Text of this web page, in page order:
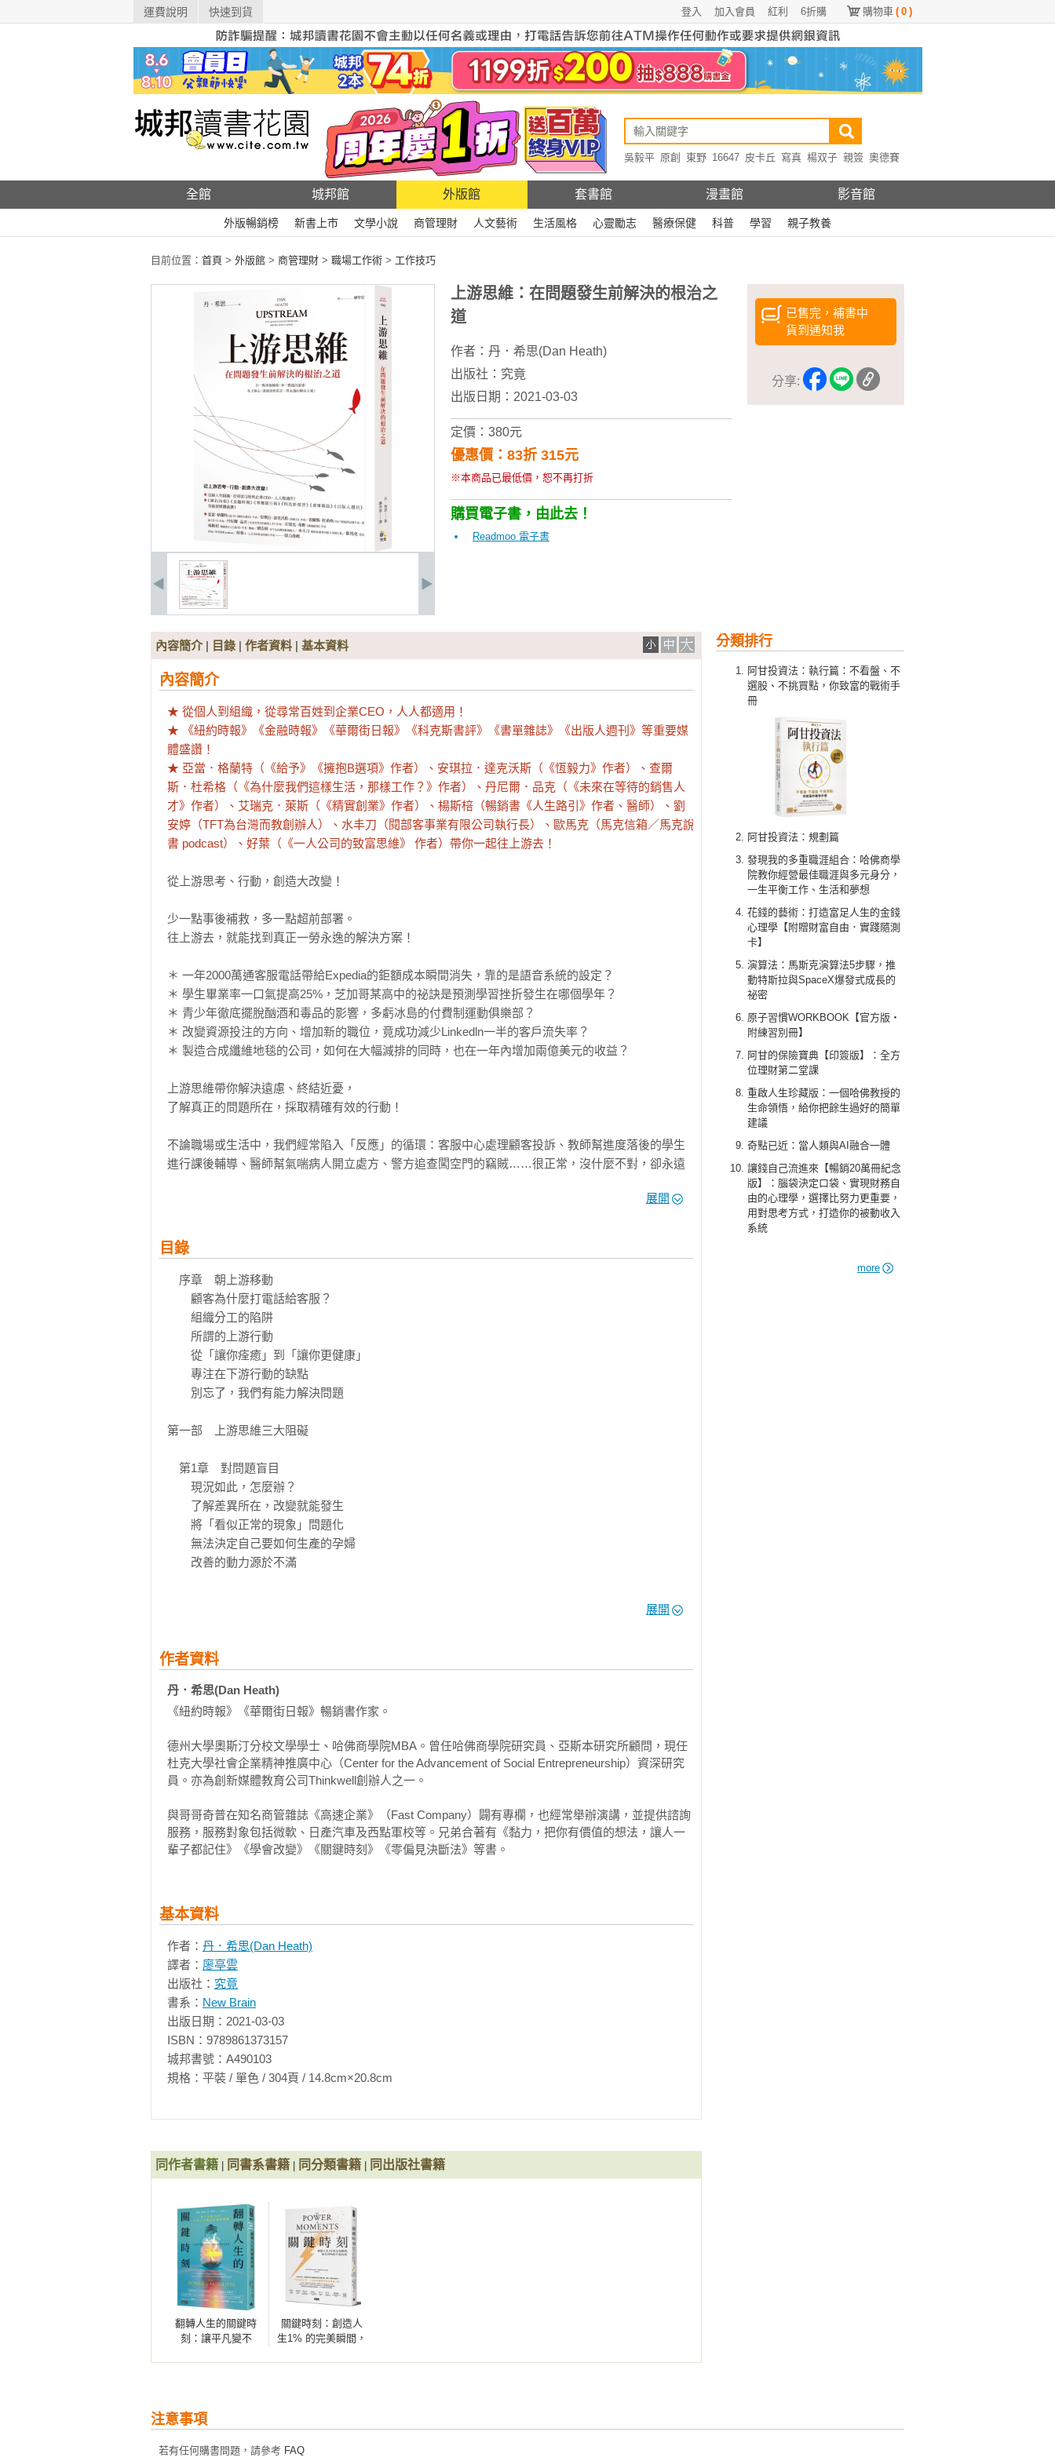
運費說明 快速到貨 購物車 ( 0 )
6折購
紅利
加入會員
登入
吳毅平 原創 東野 16647 皮卡丘 寫真 楊双子 親簽 奧德賽
全館 城邦館 外版館 套書館 漫畫館 影音館
外版暢銷榜 新書上市 文學小說 商管理財 人文藝術 生活風格 心靈勵志 醫療保健 科普 學習 親子教養
目前位置： 首頁 > 外版館 > 商管理財 > 職場工作術 > 工作技巧
已售完，補書中
貨到通知我
分享:
上游思維：在問題發生前解決的根治之
道
作者： 丹．希思(Dan Heath)
出版社： 究竟
出版日期：2021-03-03
定價：380元
優惠價：83折 315元
※本商品已最低價，恕不再打折
購買電子書，由此去！
Readmoo 電子書
分類排行
阿甘投資法：執行篇：不看盤、不
選股、不挑買點，你致富的戰術手
冊
阿甘投資法：規劃篇
發現我的多重職涯組合：哈佛商學
院教你經營最佳職涯與多元身分，
一生平衡工作、生活和夢想
花錢的藝術：打造富足人生的金錢
心理學【附贈財富自由．實踐隨測
卡】
演算法：馬斯克演算法5步驟，推
動特斯拉與SpaceX爆發式成長的
祕密
原子習慣WORKBOOK【官方版‧
附練習別冊】
阿甘的保險寶典【印簽版】：全方
位理財第二堂課
重啟人生珍藏版：一個哈佛教授的
生命領悟，給你把餘生過好的簡單
建議
奇點已近：當人類與AI融合一體
讓錢自己流進來【暢銷20萬冊紀念
版】：腦袋決定口袋、實現財務自
由的心理學，選擇比努力更重要，
用對思考方式，打造你的被動收入
系統
more
內容簡介| 目錄 | 作者資料 | 基本資料
內容簡介
★ 從個人到組織，從尋常百姓到企業CEO，人人都適用！
★ 《紐約時報》《金融時報》《華爾街日報》《科克斯書評》《書單雜誌》《出版人週刊》等重要媒
體盛讚！
★ 亞當．格蘭特（《給予》《擁抱B選項》作者）、安琪拉．達克沃斯（《恆毅力》作者）、查爾
斯．杜希格（《為什麼我們這樣生活，那樣工作？》作者）、丹尼爾．品克（《未來在等待的銷售人
才》作者）、艾瑞克．萊斯（《精實創業》作者）、楊斯棓（暢銷書《人生路引》作者、醫師）、劉
安婷（TFT為台灣而教創辦人）、水丰刀（閱部客事業有限公司執行長）、歐馬克（馬克信箱／馬克說
書 podcast）、好葉（《一人公司的致富思維》 作者）帶你一起往上游去！
從上游思考、行動，創造大改變！
少一點事後補救，多一點超前部署。
往上游去，就能找到真正一勞永逸的解決方案！
＊ 一年2000萬通客服電話帶給Expedia的鉅額成本瞬間消失，靠的是語音系統的設定？
＊ 學生畢業率一口氣提高25%，芝加哥某高中的祕訣是預測學習挫折發生在哪個學年？
＊ 青少年徹底擺脫酗酒和毒品的影響，多虧冰島的付費制運動俱樂部？
＊ 改變資源投注的方向、增加新的職位，竟成功減少Linkedln一半的客戶流失率？
＊ 製造合成纖維地毯的公司，如何在大幅減排的同時，也在一年內增加兩億美元的收益？
上游思維帶你解決遠慮、終結近憂，
了解真正的問題所在，採取精確有效的行動！
不論職場或生活中，我們經常陷入「反應」的循環：客服中心處理顧客投訴、教師幫進度落後的學生
進行課後輔導、醫師幫氣喘病人開立處方、警方追查闖空門的竊賊……很正常，沒什麼不對，卻永遠
本書深刻分析了阻撓我們往上游前進的三大心理障礙，並提出七個問題，幫助我們釐清行動過程中應
該注意的各種事項。最後則是把眼光放遠，教我們如何引領下一代前往更上游，並思考如何從個人層
面採取行動。
各界推薦
亞當．格蘭特（《給予》《擁抱B選項》作者）
安琪拉．達克沃斯（《恆毅力》作者）
查爾斯．杜希格（《為什麼我們這樣生活，那樣工作？》作者）
丹尼爾．品克（《未來在等待的銷售人才》作者）
楊斯棓（暢銷書《人生路引》作者、醫師）
水丰刀（閱部客事業有限公司執行長）
歐馬克（馬克信箱／馬克說書 podcast）
好葉（《一人公司的致富思維》 作者）傾力推薦
重磅媒體好評連連！
‧本書借鑑了從體育到商業等各領域的例子，比起膚淺的「問題解決手冊」更具實踐性。
‧在本書中，心理學與神經科學相輔相成……一部精巧且富於啟發性的書，能在遇到看似棘手的問題
——《科克斯書評》
‧優雅且引人入勝……隨著現代生活的瘋狂發展，人們很容易習於滅火，而不是尋找足以燎原的火
花……對於那些希望在個人或組織層面進行重大變革的人來說，本書是極為務實的指南。
‧萬維綱《精英日課》第四季深度解讀、羅振宇《羅輯思維》第七季分享、《EMBA》雜誌專文推薦。
‧這是我讀過最有趣、最能立刻付諸實行的書！
——亞當．格蘭特（《給予》《擁抱B選項》作者）
——查爾斯．杜希格（《為什麼我們這樣生活，那樣工作？》作者）
‧這本書應該在每個人的書架上占有一席之地。
——丹尼爾．品克（《未來在等待的銷售人才》作者）
‧每一頁都有實用的見解與令人難忘的故事。千萬不要錯過！
——艾瑞克．萊斯（《精實創業》作者）
陷入一種不斷解決重複性問題的窘境。我們天生就非常擅長處理眼前的緊急的問題，一個接著一個去
候就提前解決它？這就是「上游思維」。下游思維者只會關注眼前緊迫的事，永遠忙不完；但上游思
維者發現問題時，不是馬上解決，而是先去探索根本的原因是什麼，然後才對症下藥，一勞永逸。 這
本書將會教你如何擺脫讓我們一直窮忙的「下游思維」，並學會從被動變成主動，獲得巨大而持久的
利益。
——（好葉，《一人公司的致富思維》作者）
展開
目錄
序章　朝上游移動
顧客為什麼打電話給客服？
組織分工的陷阱
所謂的上游行動
從「讓你痊癒」到「讓你更健康」
專注在下游行動的缺點
別忘了，我們有能力解決問題
第一部　上游思維三大阻礙
第1章　對問題盲目
現況如此，怎麼辦？
了解差異所在，改變就能發生
將「看似正常的現象」問題化
無法決定自己要如何生產的孕婦
改善的動力源於不滿
地毯製造商的「童話故事」
第3章　隧道效應
對英勇行動的依賴，往往意味著制度的失敗
聚焦可以是助力，也有可能成為阻力
創造危機感
調配危機感，讓敵手變幫手
第二部　上游行動者面對的七大問題
讓想嗨的青少年不再醉醺醺
讓每個人都有其角色功能
將重點放在預防，而非反應
以學習為目標的資料，以鑑定為目標的資料
徹底解決遊民問題的城市
讓資料自己開口說話
只是改變了合作方式，問題就化解
第5章　如何改變制度？
變革方程式
第6章　如何找到施力點？
沒有人知道哪一個才是正確答案
青少年不再抓狂的訓練課
驗證施力點
投身於問題
在對的人身上花錢，更能讓你省錢
醫病，更醫人
預測警訊，為行動爭取時間
每一秒都至關重大
弊大於利的預報系統
展開
作者資料
丹．希思(Dan Heath)
《紐約時報》《華爾街日報》暢銷書作家。
德州大學奧斯汀分校文學學士、哈佛商學院MBA。曾任哈佛商學院研究員、亞斯本研究所顧問，現任
杜克大學社會企業精神推廣中心（Center for the Advancement of Social Entrepreneurship）資深研究
員。亦為創新媒體教育公司Thinkwell創辦人之一。
與哥哥奇普在知名商管雜誌《高速企業》（Fast Company）闢有專欄，也經常舉辦演講，並提供諮詢
服務，服務對象包括微軟、日產汽車及西點軍校等。兄弟合著有《黏力，把你有價值的想法，讓人一
輩子都記住》《學會改變》《關鍵時刻》《零偏見決斷法》等書。
基本資料
作者： 丹．希思(Dan Heath)
譯者： 廖亭雲
出版社： 究竟
書系： New Brain
出版日期：2021-03-03
ISBN：9789861373157
城邦書號：A490103
規格：平裝 / 單色 / 304頁 / 14.8cm×20.8cm
同作者書籍 同書系書籍 同分類書籍 同出版社書籍
翻轉人生的關鍵時
刻：讓平凡變不
關鍵時刻：創造人
生1% 的完美瞬間，
注意事項
若有任何購書問題，請參考 FAQ